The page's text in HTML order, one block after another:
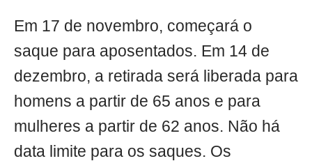
Em 17 de novembro, começará o
saque para aposentados. Em 14 de
dezembro, a retirada será liberada para
homens a partir de 65 anos e para
mulheres a partir de 62 anos. Não há
data limite para os saques. Os